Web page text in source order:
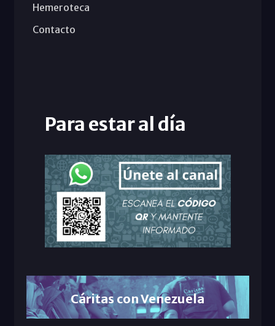
Hemeroteca
Contacto
Para estar al día
Cáritas con Venezuela